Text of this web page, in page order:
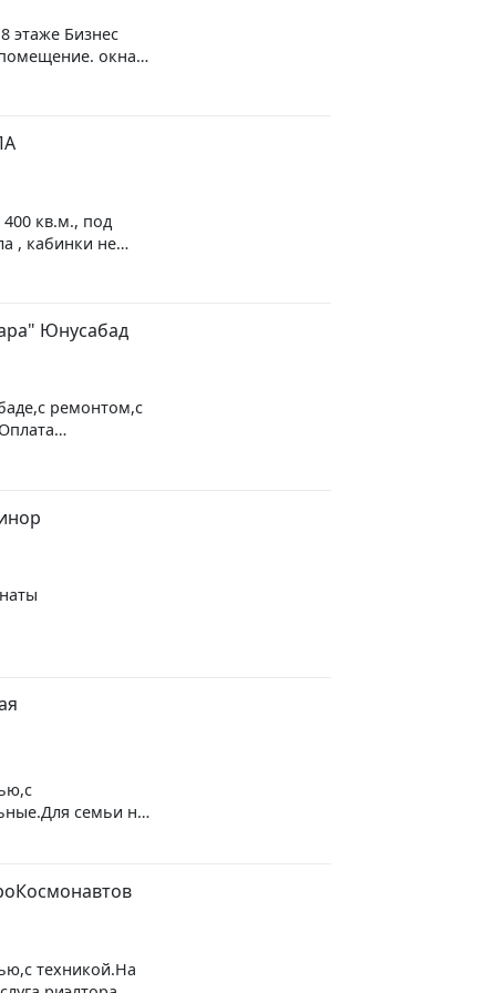
этаже Бизнес
окна
кв.м., под
, кабинки не
Цена
Юнусабад
ремонтом,с
семьи на
техникой.На